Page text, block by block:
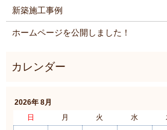
新築施工事例
ホームページを公開しました！
2026年 8月
日
月 火 水